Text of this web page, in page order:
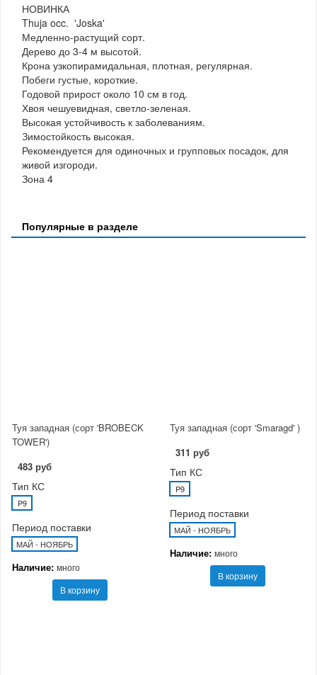
НОВИНКА
Thuja occ. 'Joska'
Медленно-растущий сорт.
Дерево до 3-4 м высотой.
Крона узкопирамидальная, плотная, регулярная.
Побеги густые, короткие.
Годовой прирост около 10 см в год.
Хвоя чешуевидная, светло-зеленая.
Высокая устойчивость к заболеваниям.
Зимостойкость высокая.
Рекомендуется для одиночных и групповых посадок, для
живой изгороди.
Зона 4
Популярные в разделе
Туя западная (сорт 'BROBECK
TOWER')
483 руб
Тип КС
P9
Период поставки
МАЙ - НОЯБРЬ
Наличие: много
В корзину
Туя западная (сорт 'Smaragd' )
311 руб
Тип КС
P9
Период поставки
МАЙ - НОЯБРЬ
Наличие: много
В корзину